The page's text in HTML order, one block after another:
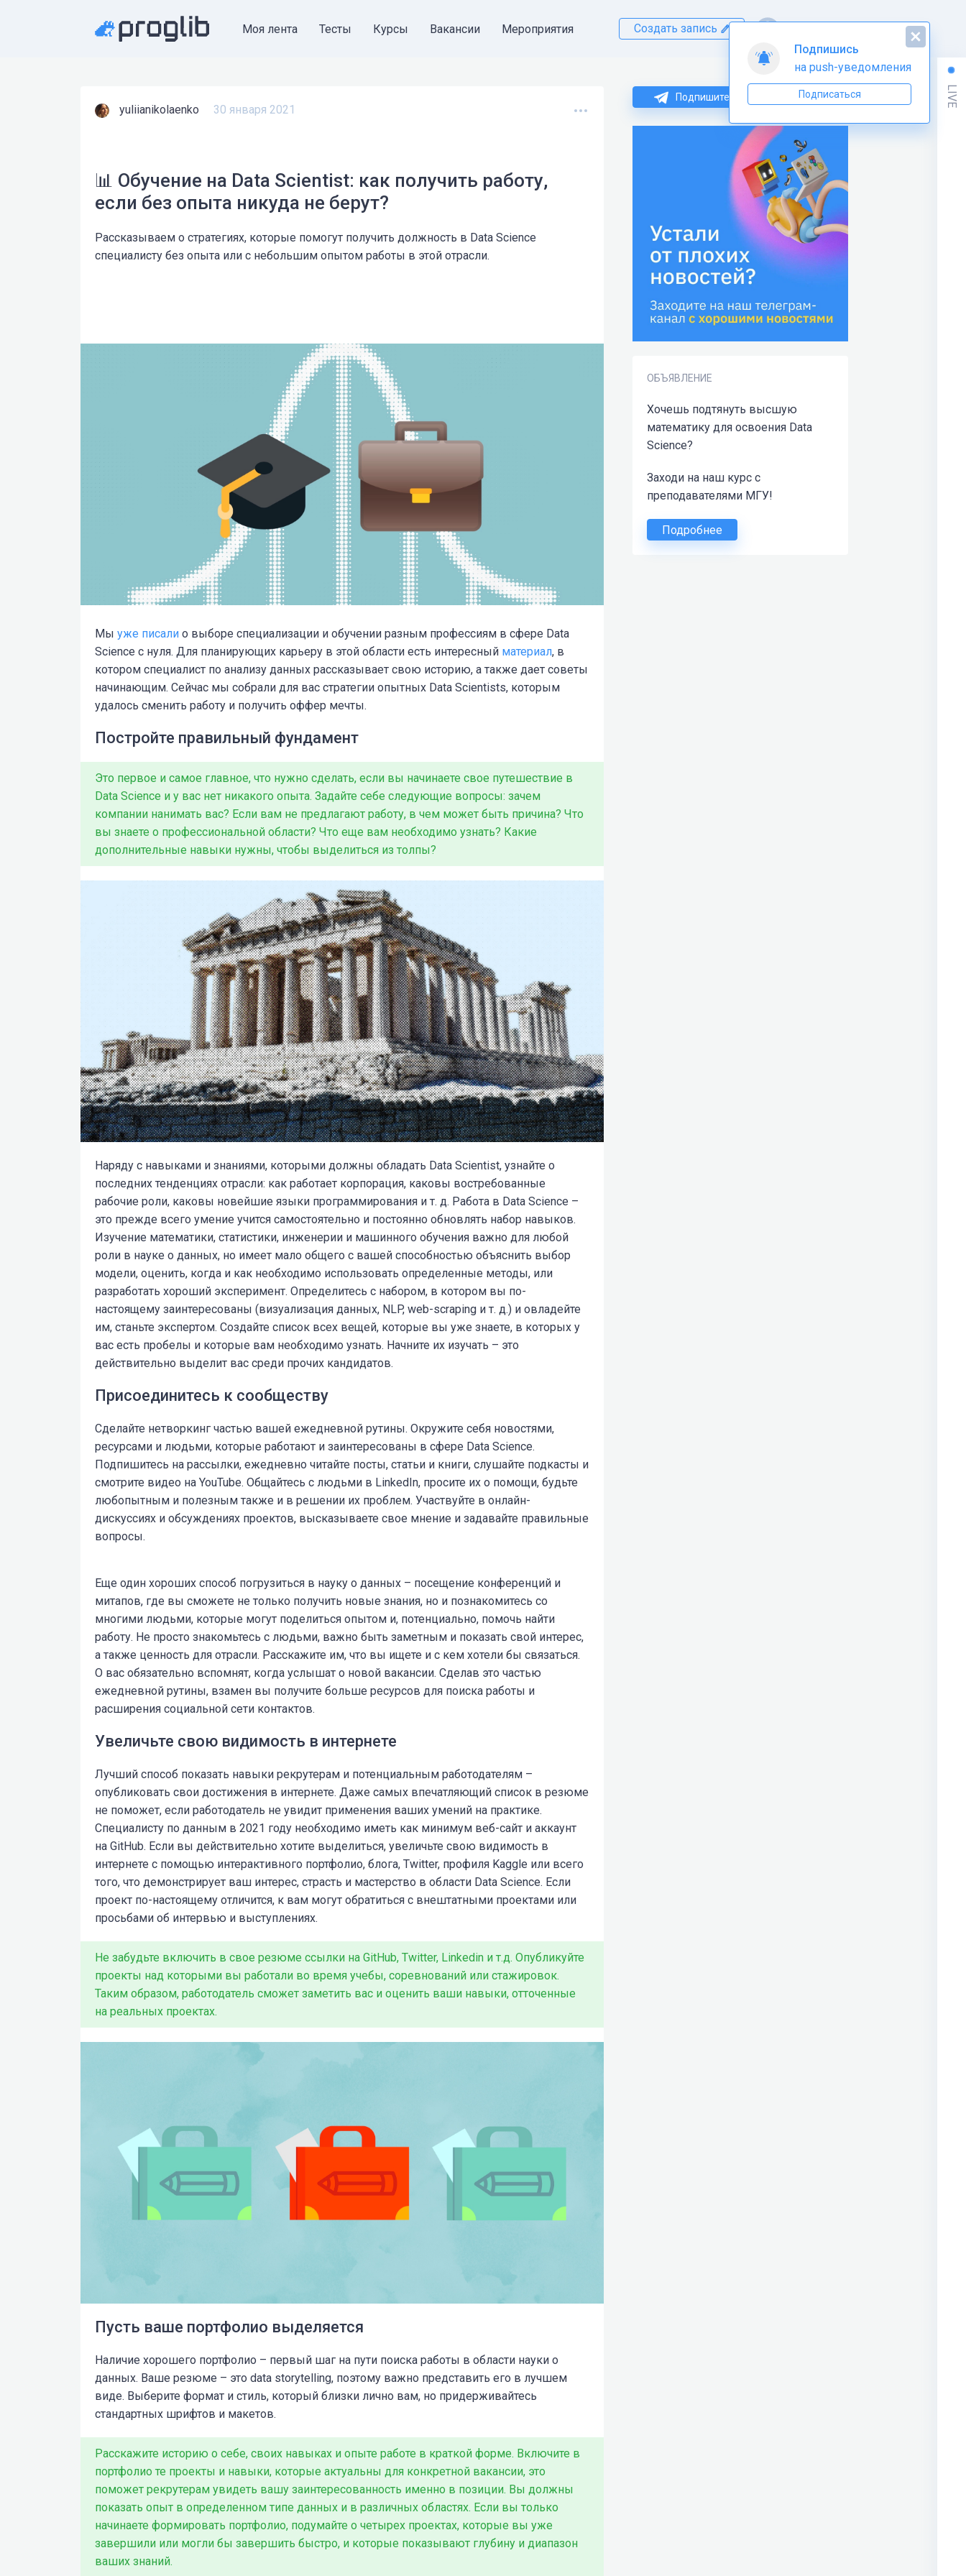
Моя лента Тесты Курсы Вакансии Мероприятия Создать запись
Подпишитесь на нас в Telegram
ОБЪЯВЛЕНИЕ
Хочешь подтянуть высшую
математику для освоения Data
Science?
Заходи на наш курс с
преподавателями МГУ!
Подробнее
yuliianikolaenko 30 января 2021
📊 Обучение на Data Scientist: как получить работу,
если без опыта никуда не берут?
Рассказываем о стратегиях, которые помогут получить должность в Data Science
специалисту без опыта или с небольшим опытом работы в этой отрасли.
Мы уже писали о выборе специализации и обучении разным профессиям в сфере Data
Science с нуля. Для планирующих карьеру в этой области есть интересный материал, в
котором специалист по анализу данных рассказывает свою историю, а также дает советы
начинающим. Сейчас мы собрали для вас стратегии опытных Data Scientists, которым
удалось сменить работу и получить оффер мечты.
Постройте правильный фундамент
Это первое и самое главное, что нужно сделать, если вы начинаете свое путешествие в
Data Science и у вас нет никакого опыта. Задайте себе следующие вопросы: зачем
компании нанимать вас? Если вам не предлагают работу, в чем может быть причина? Что
вы знаете о профессиональной области? Что еще вам необходимо узнать? Какие
дополнительные навыки нужны, чтобы выделиться из толпы?
Наряду с навыками и знаниями, которыми должны обладать Data Scientist, узнайте о
последних тенденциях отрасли: как работает корпорация, каковы востребованные
рабочие роли, каковы новейшие языки программирования и т. д. Работа в Data Science –
это прежде всего умение учится самостоятельно и постоянно обновлять набор навыков.
Изучение математики, статистики, инженерии и машинного обучения важно для любой
роли в науке о данных, но имеет мало общего с вашей способностью объяснить выбор
модели, оценить, когда и как необходимо использовать определенные методы, или
разработать хороший эксперимент. Определитесь с набором, в котором вы по-
настоящему заинтересованы (визуализация данных, NLP, web-scraping и т. д.) и овладейте
им, станьте экспертом. Создайте список всех вещей, которые вы уже знаете, в которых у
вас есть пробелы и которые вам необходимо узнать. Начните их изучать – это
действительно выделит вас среди прочих кандидатов.
Присоединитесь к сообществу
Сделайте нетворкинг частью вашей ежедневной рутины. Окружите себя новостями,
ресурсами и людьми, которые работают и заинтересованы в сфере Data Science.
Подпишитесь на рассылки, ежедневно читайте посты, статьи и книги, слушайте подкасты и
смотрите видео на YouTube. Общайтесь с людьми в LinkedIn, просите их о помощи, будьте
любопытным и полезным также и в решении их проблем. Участвуйте в онлайн-
дискуссиях и обсуждениях проектов, высказываете свое мнение и задавайте правильные
вопросы.
Еще один хороших способ погрузиться в науку о данных – посещение конференций и
митапов, где вы сможете не только получить новые знания, но и познакомитесь со
многими людьми, которые могут поделиться опытом и, потенциально, помочь найти
работу. Не просто знакомьтесь с людьми, важно быть заметным и показать свой интерес,
а также ценность для отрасли. Расскажите им, что вы ищете и с кем хотели бы связаться.
О вас обязательно вспомнят, когда услышат о новой вакансии. Сделав это частью
ежедневной рутины, взамен вы получите больше ресурсов для поиска работы и
расширения социальной сети контактов.
Увеличьте свою видимость в интернете
Лучший способ показать навыки рекрутерам и потенциальным работодателям –
опубликовать свои достижения в интернете. Даже самых впечатляющий список в резюме
не поможет, если работодатель не увидит применения ваших умений на практике.
Специалисту по данным в 2021 году необходимо иметь как минимум веб-сайт и аккаунт
на GitHub. Если вы действительно хотите выделиться, увеличьте свою видимость в
интернете с помощью интерактивного портфолио, блога, Twitter, профиля Kaggle или всего
того, что демонстрирует ваш интерес, страсть и мастерство в области Data Science. Если
проект по-настоящему отличится, к вам могут обратиться с внештатными проектами или
просьбами об интервью и выступлениях.
Не забудьте включить в свое резюме ссылки на GitHub, Twitter, Linkedin и т.д. Опубликуйте
проекты над которыми вы работали во время учебы, соревнований или стажировок.
Таким образом, работодатель сможет заметить вас и оценить ваши навыки, отточенные
на реальных проектах.
Пусть ваше портфолио выделяется
Наличие хорошего портфолио – первый шаг на пути поиска работы в области науки о
данных. Ваше резюме – это data storytelling, поэтому важно представить его в лучшем
виде. Выберите формат и стиль, который близки лично вам, но придерживайтесь
стандартных шрифтов и макетов.
Расскажите историю о себе, своих навыках и опыте работе в краткой форме. Включите в
портфолио те проекты и навыки, которые актуальны для конкретной вакансии, это
поможет рекрутерам увидеть вашу заинтересованность именно в позиции. Вы должны
показать опыт в определенном типе данных и в различных областях. Если вы только
начинаете формировать портфолио, подумайте о четырех проектах, которые вы уже
завершили или могли бы завершить быстро, и которые показывают глубину и диапазон
ваших знаний.
LIVE
Подпишись
на push-уведомления
Подписаться